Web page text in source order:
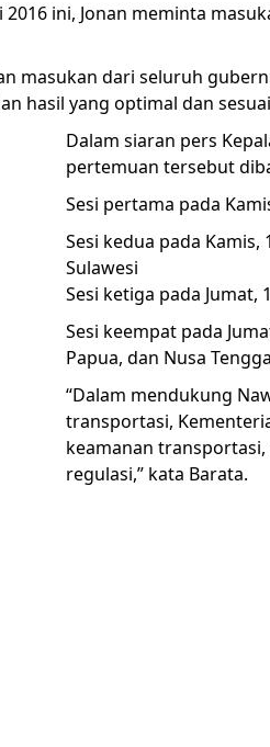
2016 ini, Jonan meminta
masukan dari seluruh
hasil yang optimal dan
Dalam siaran pers
pertemuan tersebut
Sesi pertama pada
Sesi kedua pada
Sulawesi
Sesi ketiga pada Jumat,
Sesi keempat pada
Papua, dan Nusa
“Dalam mendukung
transportasi,
keamanan
regulasi,” kata Barata.